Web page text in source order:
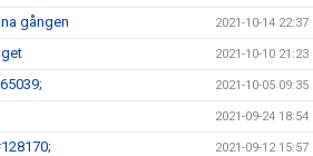
gången 2021-10-14 22:37
2021-10-10 21:23
2021-10-05 09:35
2021-09-24 18:54
2021-09-12 15:57